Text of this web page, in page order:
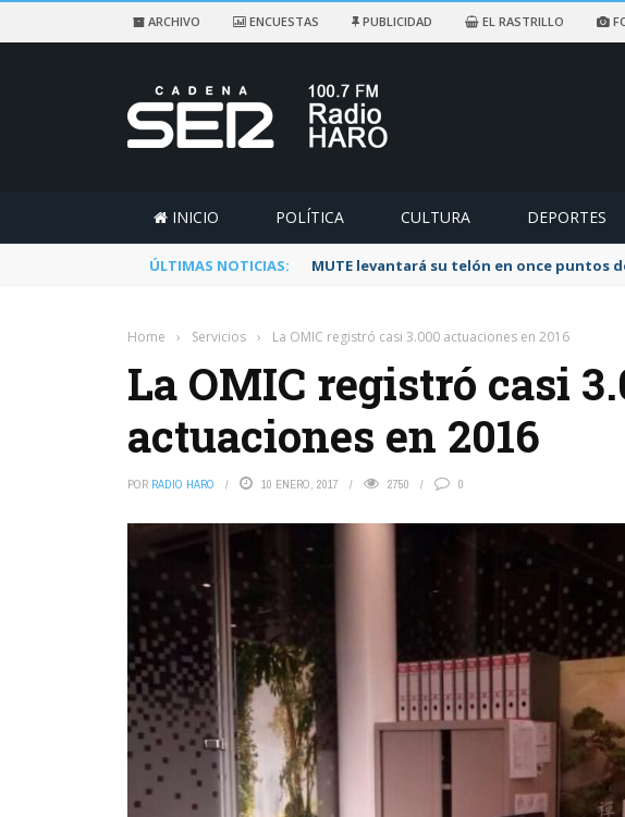
ARCHIVO ENCUESTAS PUBLICIDAD EL RASTRILLO
INICIO POLÍTICA CULTURA DEPORTES
ÚLTIMAS NOTICIAS: MUTE levantará su telón en once puntos
Home › Servicios › La OMIC registró casi 3.000 actuaciones en 2016
La OMIC registró casi
actuaciones en 2016
POR RADIO HARO 10 ENERO, 2017 2750 0